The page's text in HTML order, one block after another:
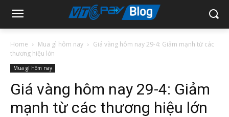
Home Mua gì hôm nay
Giá vàng hôm nay 29-4: Giảm mạnh từ các
thương hiệu lớn
Mua gì hôm nay
Giá vàng hôm nay 29-4: Giảm
mạnh từ các thương hiệu lớn